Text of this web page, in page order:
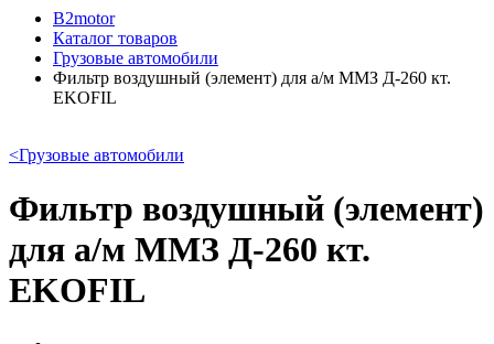
B2motor
Каталог товаров
Грузовые автомобили
Фильтр воздушный (элемент) для а/м ММЗ Д-260 кт.
EKOFIL
<Грузовые автомобили
Фильтр воздушный (элемент)
для а/м ММЗ Д-260 кт.
EKOFIL